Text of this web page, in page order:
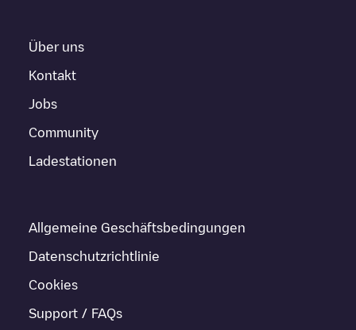
Über uns
Kontakt
Jobs
Community
Ladestationen
Allgemeine Geschäftsbedingungen
Datenschutzrichtlinie
Cookies
Support / FAQs